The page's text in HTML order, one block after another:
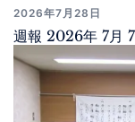
2026年7月28日
週報 2026年 7月